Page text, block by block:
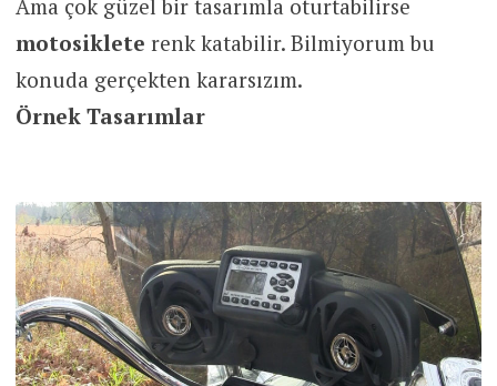
Ama çok güzel bir tasarımla oturtabilirse
motosiklete renk katabilir. Bilmiyorum bu
konuda gerçekten kararsızım.
Örnek Tasarımlar